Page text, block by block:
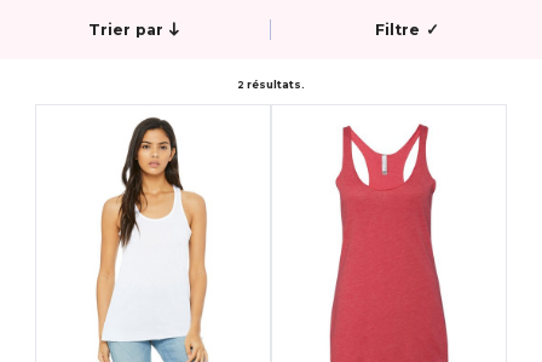
Trier par Filtre ✓
2 résultats.